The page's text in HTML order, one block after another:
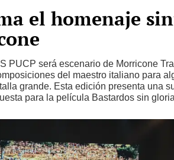
el homenaje
PUCP será escenario de Morricone
del maestro italiano para
grande. Esta edición presenta una
para la película Bastardos sin